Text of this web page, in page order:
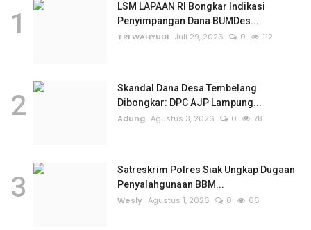
1
LSM LAPAAN RI Bongkar Indikasi
Penyimpangan Dana BUMDes...
TRI WAHYUDI Juli 29, 2026 0 112
2
Skandal Dana Desa Tembelang
Dibongkar: DPC AJP Lampung...
Adung Agustus 3, 2026 0 78
3
Satreskrim Polres Siak Ungkap Dugaan
Penyalahgunaan BBM...
Wesly Agustus 1, 2026 0 66